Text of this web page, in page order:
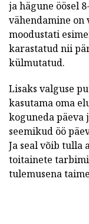
ja hägune öösel
vähendamine on
moodustati
karastatud nii
külmutatud.
Lisaks valguse
kasutama oma
koguneda
seemikud öö
Ja seal võib tulla
toitainete
tulemusena